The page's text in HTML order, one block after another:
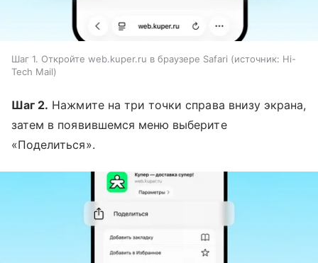
Шаг 1. Откройте web.kuper.ru в браузере Safari источник: Hi-
Tech Mail
Шаг 2. Нажмите на три точки справа внизу экрана,
затем в появившемся меню выберите
«Поделиться».